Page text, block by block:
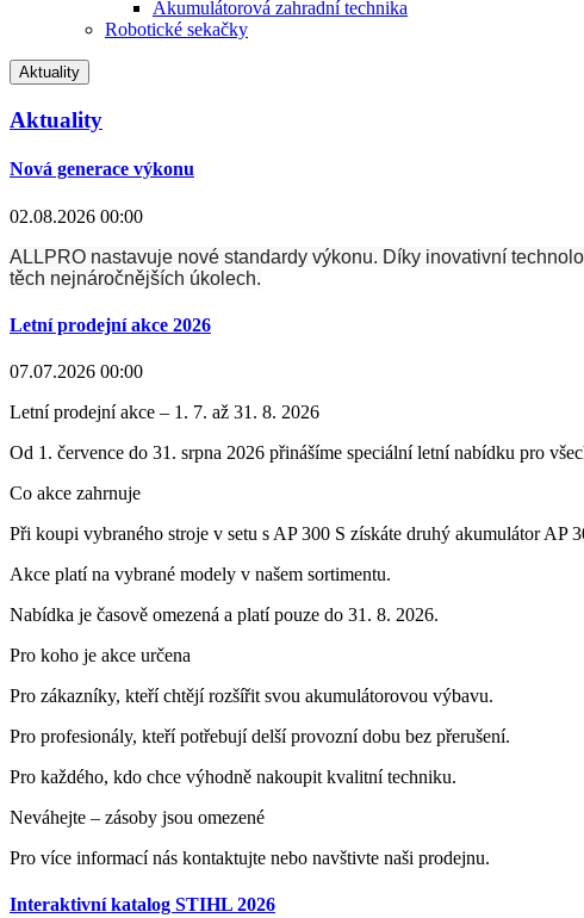
Akumulátorová zahradní technika
Robotické sekačky
Aktuality
Aktuality
Nová generace výkonu
02.08.2026 00:00
ALLPRO nastavuje nové standardy výkonu. Díky inovativní
těch nejnáročnějších úkolech.
Letní prodejní akce 2026
07.07.2026 00:00
Letní prodejní akce – 1. 7. až 31. 8. 2026
Od 1. července do 31. srpna 2026 přinášíme speciální letní nabídku pro
Co akce zahrnuje
Při koupi vybraného stroje v setu s AP 300 S získáte druhý akumulátor AP
Akce platí na vybrané modely v našem sortimentu.
Nabídka je časově omezená a platí pouze do 31. 8. 2026.
Pro koho je akce určena
Pro zákazníky, kteří chtějí rozšířit svou akumulátorovou výbavu.
Pro profesionály, kteří potřebují delší provozní dobu bez přerušení.
Pro každého, kdo chce výhodně nakoupit kvalitní techniku.
Neváhejte – zásoby jsou omezené
Pro více informací nás kontaktujte nebo navštivte naši prodejnu.
Interaktivní katalog STIHL 2026